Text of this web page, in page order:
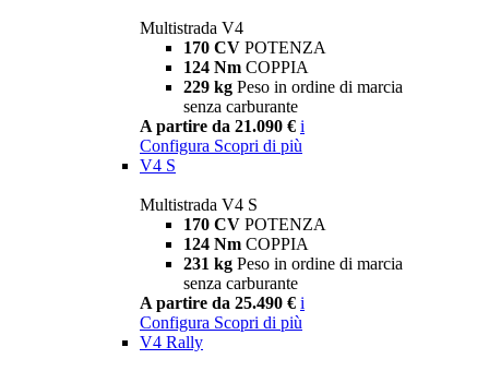
Multistrada V4
170 CV POTENZA
124 Nm COPPIA
229 kg Peso in ordine di marcia
senza carburante
A partire da 21.090 € i
Configura Scopri di più
V4 S
Multistrada V4 S
170 CV POTENZA
124 Nm COPPIA
231 kg Peso in ordine di marcia
senza carburante
A partire da 25.490 € i
Configura Scopri di più
V4 Rally